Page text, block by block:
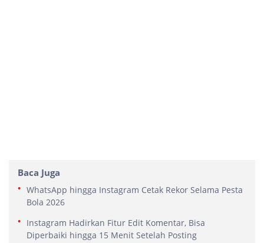
Baca Juga
WhatsApp hingga Instagram Cetak Rekor Selama Pesta
Bola 2026
Instagram Hadirkan Fitur Edit Komentar, Bisa
Diperbaiki hingga 15 Menit Setelah Posting